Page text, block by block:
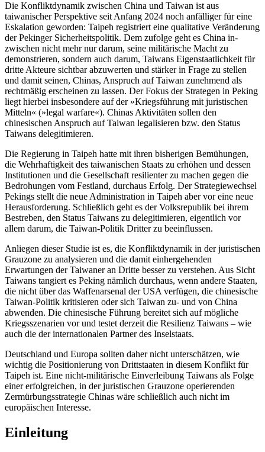
Die Konfliktdynamik zwischen China und Taiwan ist aus
taiwanischer Perspektive seit Anfang 2024 noch anfälliger für eine
Eskalation geworden: Taipeh registriert eine qualitative Veränderung
der Pekinger Sicherheitspolitik. Dem zufolge geht es China in­
zwischen nicht mehr nur darum, seine militärische Macht zu
demonstrieren, sondern auch darum, Taiwans Eigenstaatlichkeit für
dritte Akteure sichtbar abzuwerten und stärker in Frage zu stellen
und damit seinen, Chinas, Anspruch auf Taiwan zunehmend als
rechtmäßig erscheinen zu lassen. Der Fokus der Stra­tegen in Peking
liegt hierbei insbesondere auf der »Kriegsführung mit juristischen
Mitteln« (»legal war­fare«). Chinas Aktivitäten sollen den
chinesischen Anspruch auf Taiwan legalisieren bzw. den Status
Taiwans delegitimieren.
Die Regierung in Taipeh hatte mit ihren bisherigen Bemühun­gen,
die Wehrhaftigkeit des taiwanischen Staats zu erhöhen und dessen
Institutionen und die Gesellschaft resilienter zu machen gegen die
Be­drohungen vom Festland, durchaus Erfolg. Der Strategiewechsel
Pekings stellt die neue Adminis­tration in Taipeh aber vor eine neue
Herausforderung. Schließlich geht es der Volksrepublik bei ihrem
Bestreben, den Status Taiwans zu delegitimieren, eigentlich vor
allem darum, die Taiwan-Politik Dritter zu beeinflussen.
Anliegen dieser Studie ist es, die Konfliktdynamik in der juristischen
Grauzone zu analysieren und die damit einhergehenden
Erwartungen der Taiwaner an Dritte besser zu verstehen. Aus Sicht
Taiwans tangiert es Peking nämlich durchaus, wenn andere Staaten,
die nicht über das Waffenarsenal der USA verfügen, die chinesische
Taiwan-Politik kritisieren oder sich Taiwan zu- und von China
abwenden. Die chinesische Führung bereitet sich auf mögliche
Kriegsszenarien vor und testet derzeit die Resilienz Taiwans – wie
auch die der internationalen Partner des Inselstaats.
Deutschland und Europa sollten daher nicht unterschätzen, wie
wichtig die Positionierung von Drittstaaten in diesem Konflikt für
Taipeh ist. Eine nicht-militärische Einverleibung Taiwans als Folge
einer erfolgreichen, in der juristischen Grauzone operierenden
Zermürbungsstrategie Chinas wäre schließlich auch nicht im
europäischen Interesse.
Einleitung